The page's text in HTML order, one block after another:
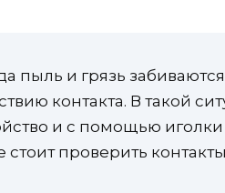
пыль и грязь
контакта. В такой
и с помощью иголки
стоит проверить